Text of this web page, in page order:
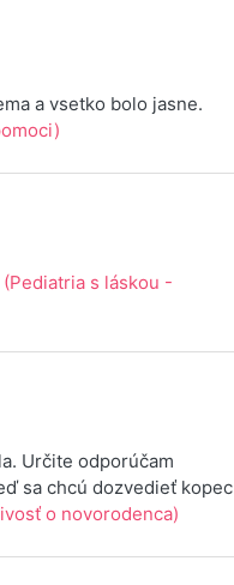
a vsetko bolo jasne.
(Pediatria s láskou -
Určite odporúčam
sa chcú dozvedieť kopec
o novorodenca)